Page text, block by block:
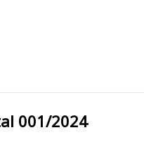
- Edital 001/2024